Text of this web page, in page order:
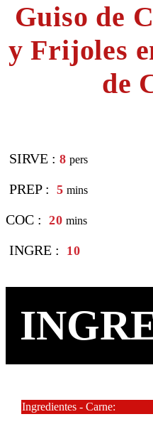
Guiso de
y Frijoles
de
SIRVE : 8 pers
PREP : 5 mins
COC : 20 mins
INGRE : 10
Ingredientes - Carne: